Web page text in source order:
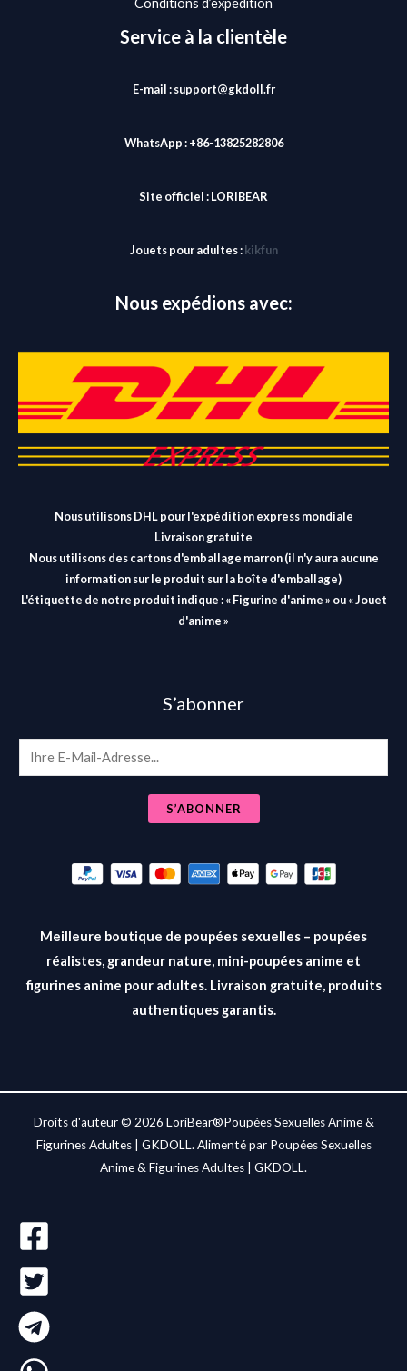
Service à la clientèle
E-mail : support@gkdoll.fr
WhatsApp : +86-13825282806
Site officiel :LORIBEAR
Jouets pour adultes : kikfun
Nous expédions avec:
Nous utilisons DHL pour l'expédition express mondiale
Livraison gratuite
Nous utilisons des cartons d'emballage marron (il n'y aura aucune
information sur le produit sur la boîte d'emballage)
L'étiquette de notre produit indique : « Figurine d'anime » ou « Jouet
d'anime »
S’abonner
m
S’ABONNER
Meilleure boutique de poupées sexuelles – poupées
réalistes, grandeur nature, mini-poupées anime et
figurines anime pour adultes. Livraison gratuite, produits
authentiques garantis.
Droits d'auteur © 2026 LoriBear®Poupées Sexuelles Anime &
Figurines Adultes | GKDOLL. Alimenté par Poupées Sexuelles
Anime & Figurines Adultes | GKDOLL.